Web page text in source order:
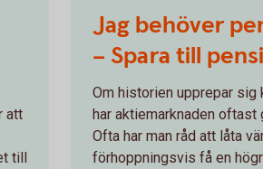
att
till
Jag behöver
– Spara till
Om historien upprepar sig
har aktiemarknaden oftast
Ofta har man råd att låta
förhoppningsvis få en